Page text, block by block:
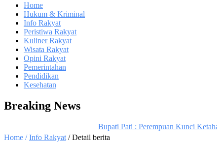
Home
Hukum & Kriminal
Info Rakyat
Peristiwa Rakyat
Kuliner Rakyat
Wisata Rakyat
Opini Rakyat
Pemerintahan
Pendidikan
Kesehatan
Breaking News
Bupati Pati : Perempuan Kunci
Home /Info Rakyat / Detail berita